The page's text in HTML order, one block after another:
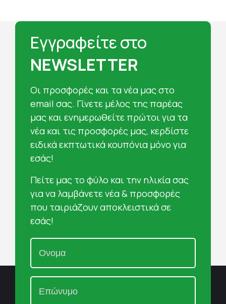
Εγγραφείτε στο
NEWSLETTER
Oι προσφορές και τα νέα μας στο
email σας. Γίνετε μέλος της παρέας
μας και ενημερωθείτε πρώτοι για τα
νέα και τις προσφορές μας, κερδίστε
ειδικά εκπτωτικά κουπόνια μόνο για
εσάς!
Πείτε μας το φύλο και την ηλικία σας
για να λαμβάνετε νέα & προσφορές
που ταιριάζουν αποκλειστικά σε
εσάς!